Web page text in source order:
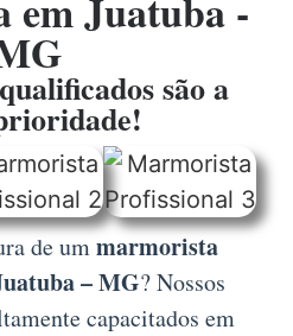
Juatuba -
são a
de ummarmorista
– MG? Nossos
capacitados em